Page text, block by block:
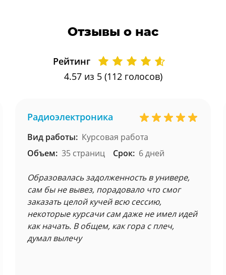
Отзывы о нас
Рейтинг
4.57из 5 (112 голосов)
Радиоэлектроника
Вид работы: Курсовая работа
Объем: 35 страниц Срок: 6 дней
Образовалась задолженность в универе,
сам бы не вывез, порадовало что смог
заказать целой кучей всю сессию,
некоторые курсачи сам даже не имел идей
как начать. В общем, как гора с плеч,
думал вылечу